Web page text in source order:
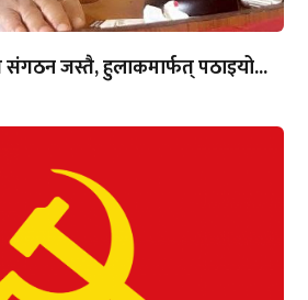
जस्तै, हुलाकमार्फत् पठाइयो...